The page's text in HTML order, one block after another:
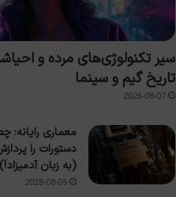
سیر تکنولوژی‌های مرده و
تاریخ گیم و سینما
2026-08-07
دستورات را
(به زبان آدمیزاد!)
2026-08-05